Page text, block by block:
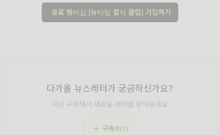
유료 멤버십 [뉴타입 컬처 클럽] 가입하기
다가올 뉴스레터가 궁금하신가요?
지금 구독해서 새로운 레터를 받아보세요
구독하기